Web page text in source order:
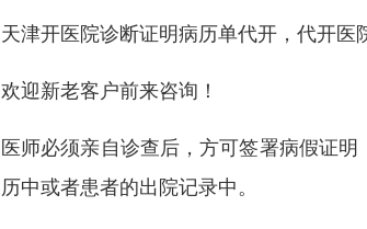
天津开医院诊断证明病历单代开，代开
欢迎新老客户前来咨询！
医师必须亲自诊查后，方可签署病假证
历中或者患者的出院记录中。